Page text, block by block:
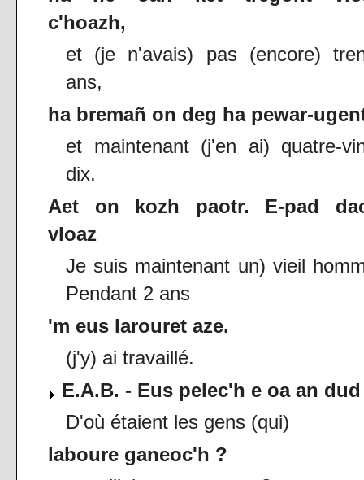
c'hoazh,
et (je n'avais) pas (encore)
ans,
ha bremañ on deg ha pewar-
et maintenant (j'en ai) quatre-
dix.
Aet on kozh paotr. E-pad
vloaz
Je suis maintenant un) vieil
Pendant 2 ans
'm eus larouret aze.
(j'y) ai travaillé.
E.A.B. - Eus pelec'h e oa an dud
D'où étaient les gens (qui)
laboure ganeoc'h ?